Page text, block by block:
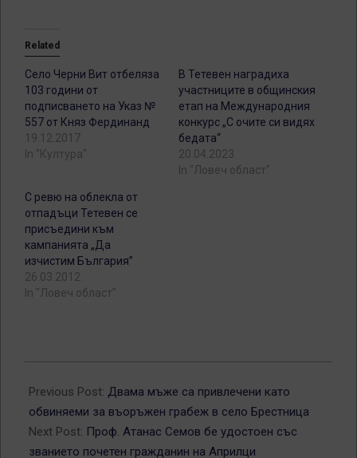
Related
Село Черни Вит отбеляза
103 години от
подписването на Указ №
557 от Княз Фердинанд
19.12.2017
In "Култура"
В Тетевен наградиха
участниците в общинския
етап на Международния
конкурс „С очите си видях
бедата“
20.04.2023
In "Ловеч област"
С ревю на облекла от
отпадъци Тетевен се
присъедини към
кампанията „Да
изчистим България”
26.03.2012
In "Ловеч област"
05-
19
Previous Post: Двама мъже са привлечени като
обвиняеми за въоръжен грабеж в село Брестница
Next Post: Проф. Атанас Семов бе удостоен със
званието почетен гражданин на Априлци